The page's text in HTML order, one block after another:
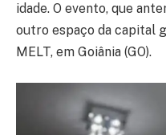
idade. O evento, que
outro espaço da capital
MELT, em Goiânia (GO).